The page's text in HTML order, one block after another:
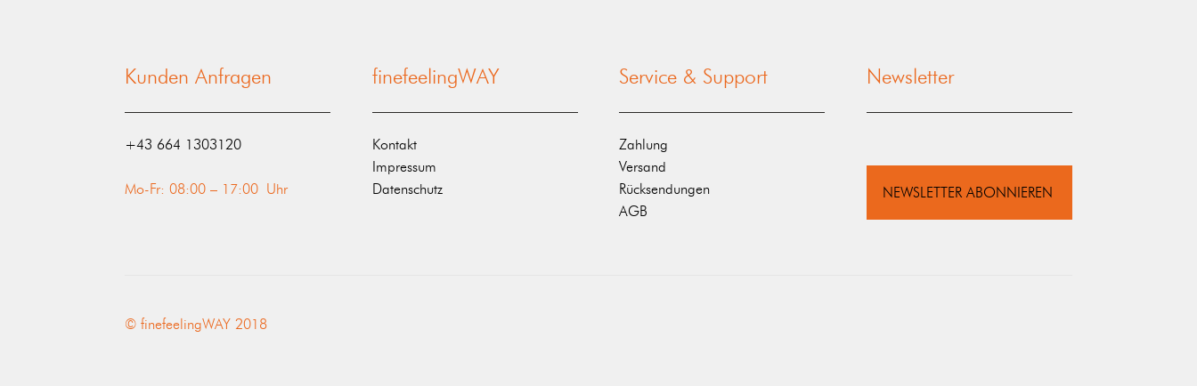
Kunden Anfragen
‭+43 664 1303120‬
Mo-Fr: 08:00 – 17:00 Uhr
finefeelingWAY
Kontakt
Impressum
Datenschutz
Service & Support
Zahlung
Versand
Rücksendungen
AGB
Newsletter
NEWSLETTER ABONNIEREN
© finefeelingWAY 2018